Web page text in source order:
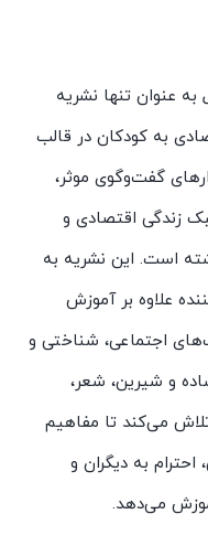
ویژه کودکان 3 تا 10 سال به عنوان تنها نشریه
به کودکان در قالب
گفت‌وگوی موثر،
زندگی اقتصادی و
است. این نشریه به
علاوه بر آموزش
اجتماعی، شناختی و
و شیرین، شعر،
می‌کند تا مفاهیم
به دیگران و
می‌دهد.